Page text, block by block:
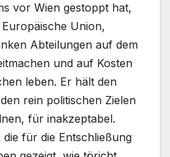
vor Wien gestoppt hat,
Union,
Abteilungen auf dem
und auf Kosten
leben. Er hält den
rein politischen Zielen
für inakzeptabel.
für die Entschließung